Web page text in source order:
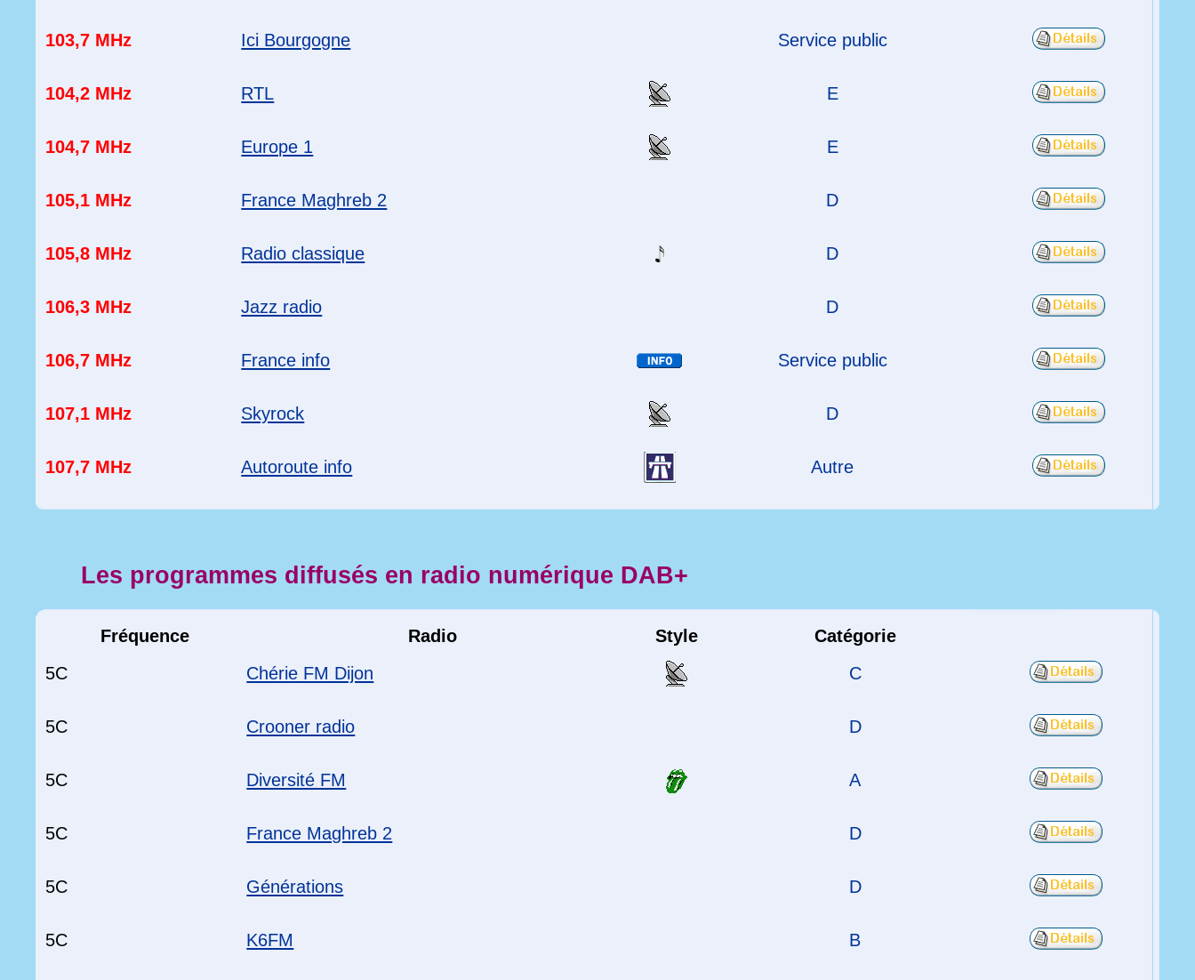
103,7 MHz Ici Bourgogne Service public
104,2 MHz RTL E
104,7 MHz Europe 1 E
105,1 MHz France Maghreb 2 D
105,8 MHz Radio classique D
106,3 MHz Jazz radio D
106,7 MHz France info Service public
107,1 MHz Skyrock D
107,7 MHz Autoroute info Autre
Les programmes diffusés en radio numérique DAB+
Fréquence Radio Style
Catégorie
5C
Chérie FM Dijon C
5C Crooner radio D
5C Diversité FM A
5C France Maghreb 2 D
5C Générations D
5C K6FM B